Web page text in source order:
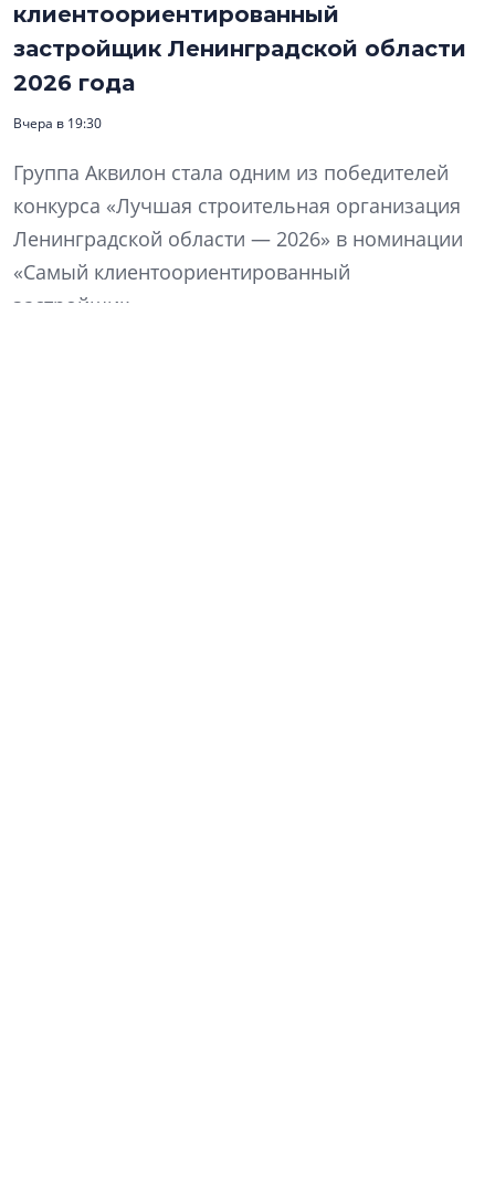
клиентоориентированный
застройщик Ленинградской области
2026 года
Вчера в 19:30
Группа Аквилон стала одним из победителей
конкурса «Лучшая строительная организация
Ленинградской области — 2026» в номинации
«Самый клиентоориентированный
застройщик».